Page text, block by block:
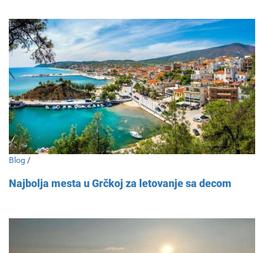
Blog /
Najbolja mesta u Grčkoj za letovanje sa decom